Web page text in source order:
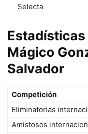
Selecta
Mágico
Salvador
Competición
Eliminatorias
Amistosos